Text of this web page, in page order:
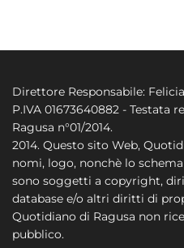
Direttore Responsabile:
P.IVA 01673640882 - Testata
Ragusa n°01/2014.
2014. Questo sito Web,
nomi, logo, nonchè lo
sono soggetti a copyright,
database e/o altri diritti di
Quotidiano di Ragusa non
pubblico.